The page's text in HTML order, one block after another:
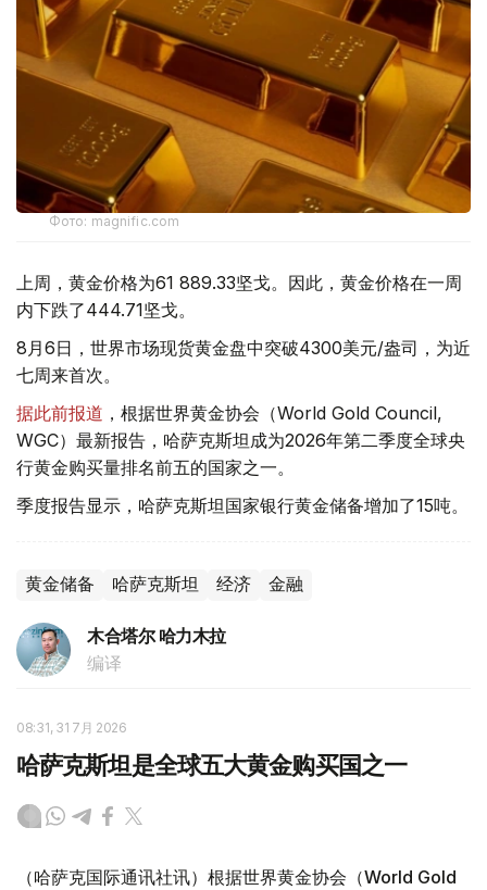
Фото: magnific.com
上周，黄金价格为61 889.33坚戈。因此，黄金价格在一周
内下跌了444.71坚戈。
8月6日，世界市场现货黄金盘中突破4300美元/盎司，为近
七周来首次。
据此前报道 ，根据世界黄金协会（World Gold Council,
WGC）最新报告，哈萨克斯坦成为2026年第二季度全球央
行黄金购买量排名前五的国家之一。
季度报告显示，哈萨克斯坦国家银行黄金储备增加了15吨。
黄金储备 哈萨克斯坦 经济 金融
木合塔尔 哈力木拉
编译
08:31, 31 7月 2026
哈萨克斯坦是全球五大黄金购买国之一
（哈萨克国际通讯社讯）根据世界黄金协会（World Gold